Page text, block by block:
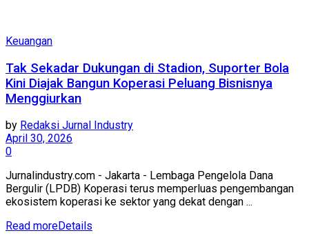
Keuangan
Tak Sekadar Dukungan di Stadion, Suporter Bola
Kini Diajak Bangun Koperasi Peluang Bisnisnya
Menggiurkan
by Redaksi Jurnal Industry
April 30, 2026
0
Jurnalindustry.com - Jakarta - Lembaga Pengelola Dana
Bergulir (LPDB) Koperasi terus memperluas pengembangan
ekosistem koperasi ke sektor yang dekat dengan ...
Read moreDetails